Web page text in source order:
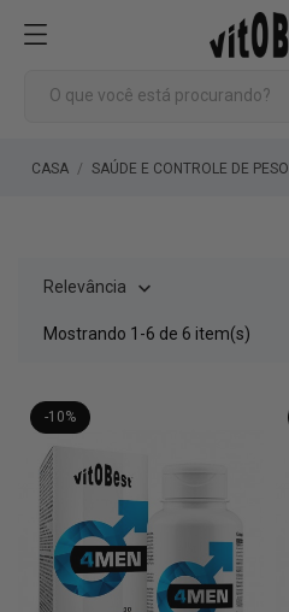
CASA SAÚDE E CONTROLE DE PESO
Relevância 
Mostrando 1-6 de 6 item(s)
-10%